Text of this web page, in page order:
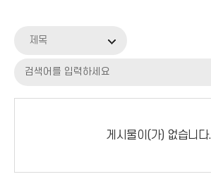
제목
검
색
게시물이(가) 없습니다.